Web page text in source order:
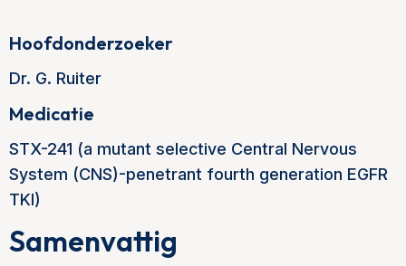
Hoofdonderzoeker
Dr. G. Ruiter
Medicatie
STX-241 (a mutant selective Central Nervous
System (CNS)-penetrant fourth generation EGFR
TKI)
Samenvattig